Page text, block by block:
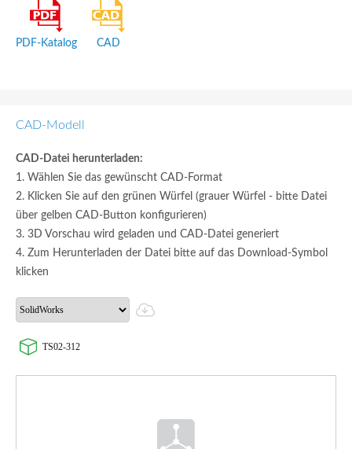
PDF-Katalog CAD
CAD-Modell
CAD-Datei herunterladen:
1. Wählen Sie das gewünscht CAD-Format
2. Klicken Sie auf den grünen Würfel (grauer Würfel - bitte Datei
über gelben CAD-Button konfigurieren)
3. 3D Vorschau wird geladen und CAD-Datei generiert
4. Zum Herunterladen der Datei bitte auf das Download-Symbol
klicken
TS02-312